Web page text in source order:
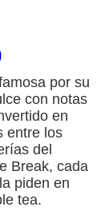
por su
con notas
en
entre los
del
Break, cada
piden en
tea.